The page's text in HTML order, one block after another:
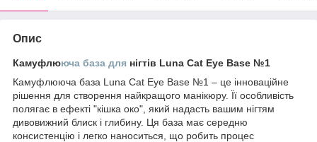
Опис
Камуфлююча база для нігтів Luna Cat Eye Base №1
Камуфлююча база Luna Cat Eye Base №1 – це інноваційне
рішення для створення найкращого манікюру. Її особливість
полягає в ефекті "кішка око", який надасть вашим нігтям
дивовижний блиск і глибину. Ця база має середню
консистенцію і легко наноситься, що робить процес